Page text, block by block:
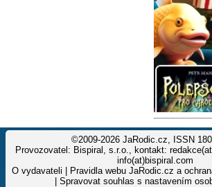
©2009-2026 JaRodic.cz, ISSN
Provozovatel: Bispiral, s.r.o., kontakt:
info(at)bispiral.com
O vydavateli
Pravidla webu JaRodic.cz a
Spravovat souhlas s nastavením